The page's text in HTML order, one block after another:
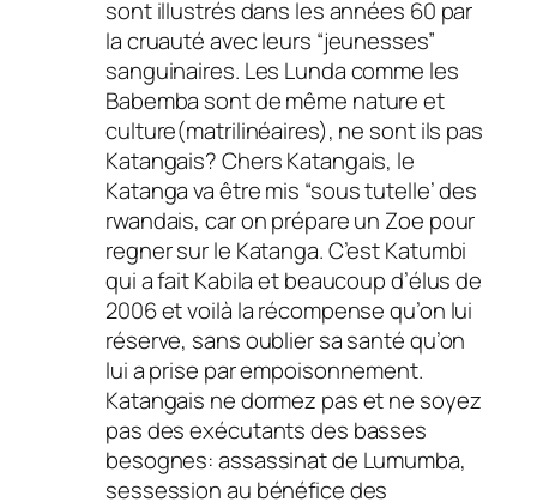
sont illustrés dans les années 60 par
la cruauté avec leurs “jeunesses”
sanguinaires. Les Lunda comme les
Babemba sont de même nature et
culture(matrilinéaires), ne sont ils pas
Katangais? Chers Katangais, le
Katanga va être mis “sous tutelle’ des
rwandais, car on prépare un Zoe pour
regner sur le Katanga. C’est Katumbi
qui a fait Kabila et beaucoup d’élus de
2006 et voilà la récompense qu’on lui
réserve, sans oublier sa santé qu’on
lui a prise par empoisonnement.
Katangais ne dormez pas et ne soyez
pas des exécutants des basses
besognes: assassinat de Lumumba,
sessession au bénéfice des